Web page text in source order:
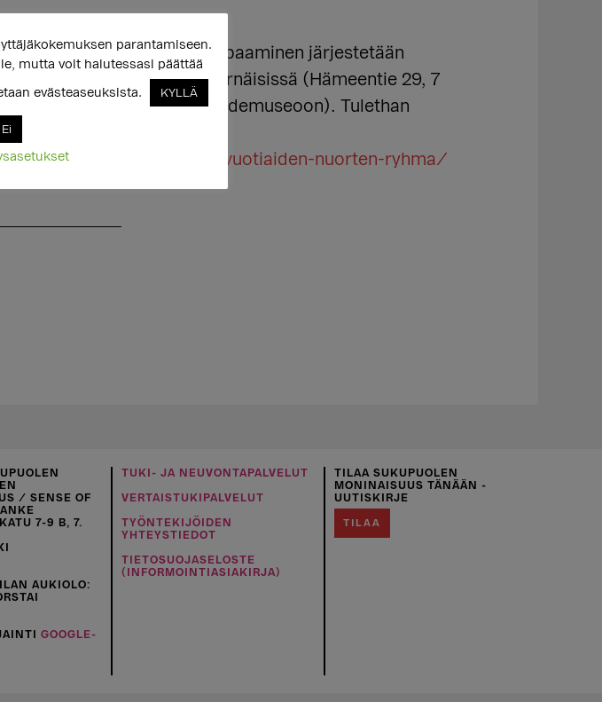
moninaisten nuorten tapaaminen järjestetään
toimistolla, Sörnäisissä (Hämeentie 29, 7
HAMiin (Helsingin taidemuseoon). Tulethan
events/event/12-15-vuotiaiden-nuorten-ryhma/
/ SENSE OF
7-9 B, 7.
AUKIOLO:
GOOGLE-
TUKI- JA NEUVONTAPALVELUT
VERTAISTUKIPALVELUT
TYÖNTEKIJÖIDEN
YHTEYSTIEDOT
TIETOSUOJASELOSTE
(INFORMOINTIASIAKIRJA)
TILAA SUKUPUOLEN
MONINAISUUS TÄNÄÄN -
UUTISKIRJE
TILAA
parantamiseen.
mutta voit halutessasi päättää
evästeaseuksista. KYLLÄ
Ei